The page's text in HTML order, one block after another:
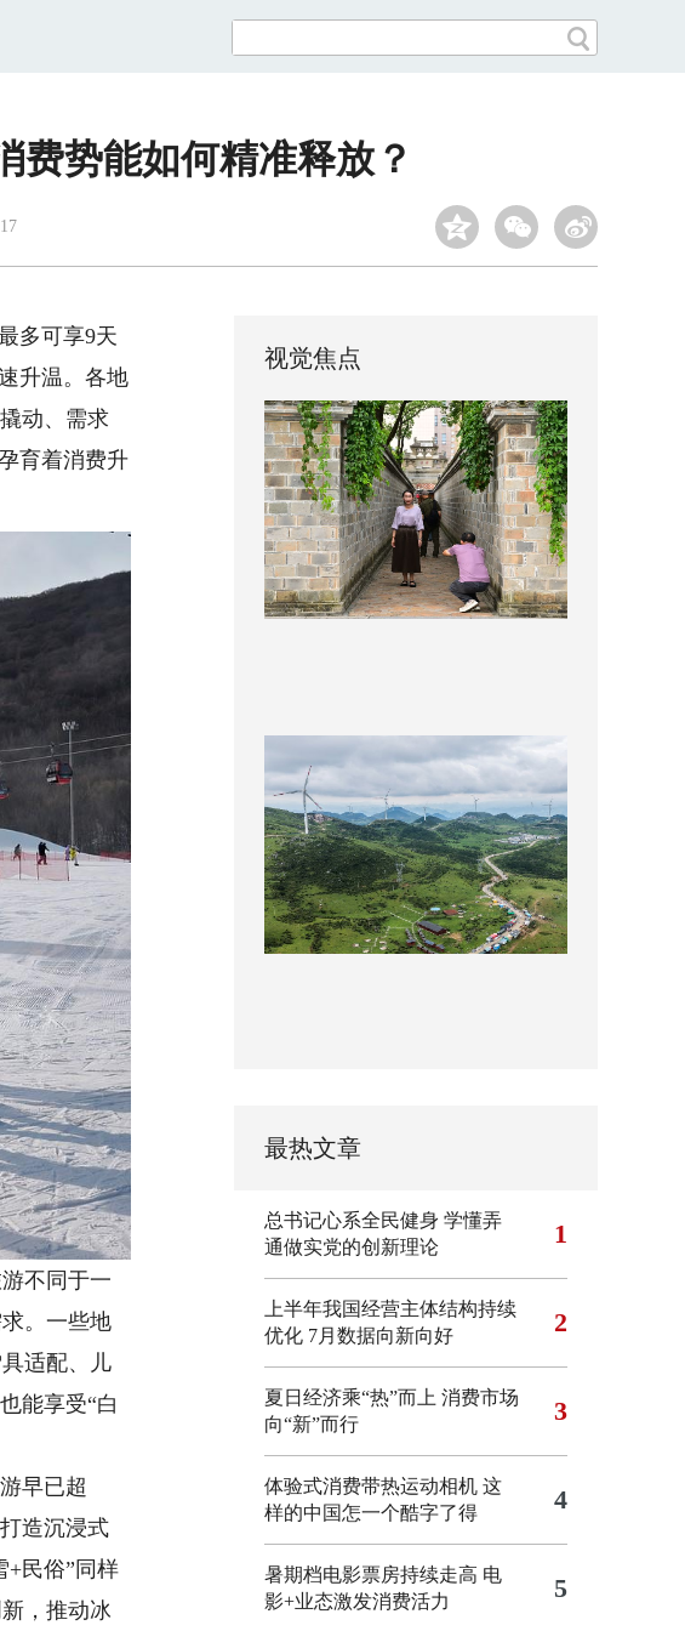
费势能如何精准释放？
多可享9天
升温。各地
动、需求
育着消费升
不同于一
。一些地
适配、儿
能享受“白
早已超
造沉浸式
+民俗”同样
，推动冰
视觉焦点
最热文章
总书记心系全民健身 学懂弄
通做实党的创新理论
1
上半年我国经营主体结构持续
优化 7月数据向新向好 2
夏日经济乘“热”而上 消费市场
向“新”而行
3
体验式消费带热运动相机 这
样的中国怎一个酷字了得
4
暑期档电影票房持续走高 电
影+业态激发消费活力
5